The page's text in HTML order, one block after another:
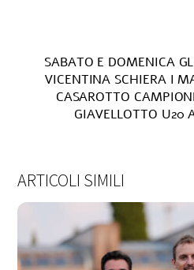
SABATO E DOMENICA
VICENTINA SCHIERA I
CASAROTTO
GIAVELLOTTO U20
ARTICOLI SIMILI